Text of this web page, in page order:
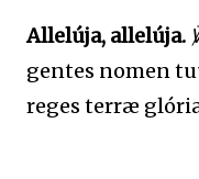
Allelúja, allelúja.
gentes nomen
reges terræ